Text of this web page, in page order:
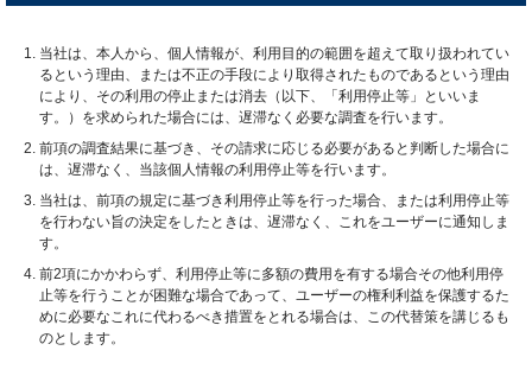
当社は、本人から、個人情報が、利用目的の範囲を超えて取り扱われてい
るという理由、または不正の手段により取得されたものであるという理由
により、その利用の停止または消去（以下、「利用停止等」といいま
す。）を求められた場合には、遅滞なく必要な調査を行います。
前項の調査結果に基づき、その請求に応じる必要があると判断した場合に
は、遅滞なく、当該個人情報の利用停止等を行います。
当社は、前項の規定に基づき利用停止等を行った場合、または利用停止等
を行わない旨の決定をしたときは、遅滞なく、これをユーザーに通知しま
す。
前2項にかかわらず、利用停止等に多額の費用を有する場合その他利用停
止等を行うことが困難な場合であって、ユーザーの権利利益を保護するた
めに必要なこれに代わるべき措置をとれる場合は、この代替策を講じるも
のとします。